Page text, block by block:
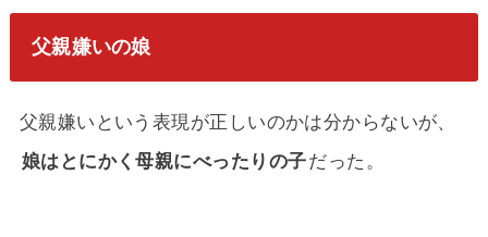
父親嫌いの娘
父親嫌いという表現が正しいのかは分からないが、
娘はとにかく母親にべったりの子だった。